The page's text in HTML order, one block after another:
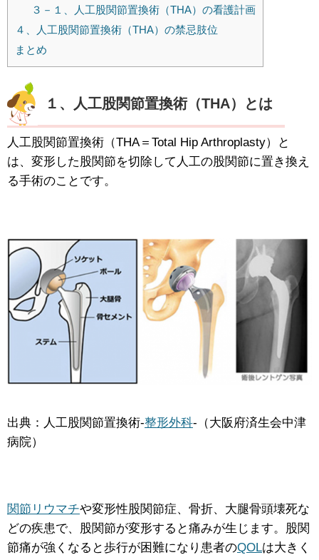
３－１、人工股関節置換術（THA）の看護計画
４、人工股関節置換術（THA）の禁忌肢位
まとめ
１、人工股関節置換術（THA）とは
人工股関節置換術（THA＝Total Hip Arthroplasty）と
は、変形した股関節を切除して人工の股関節に置き換え
る手術のことです。
出典：人工股関節置換術-整形外科-（大阪府済生会中津
病院）
関節リウマチや変形性股関節症、骨折、大腿骨頭壊死な
どの疾患で、股関節が変形すると痛みが生じます。股関
節痛が強くなると歩行が困難になり患者のQOLは大きく